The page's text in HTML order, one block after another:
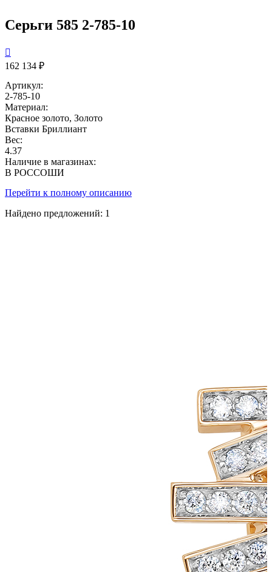
Серьги 585 2-785-10

162 134 ₽
Артикул:
2-785-10
Материал:
Красное золото, Золото
Вставки Бриллиант
Вес:
4.37
Наличие в магазинах:
В РОССОШИ
Перейти к полному описанию
Найдено предложений: 1